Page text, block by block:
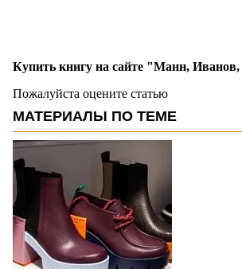
Купить книгу на сайте "Манн,
Пожалуйста оцените статью
МАТЕРИАЛЫ ПО ТЕМЕ